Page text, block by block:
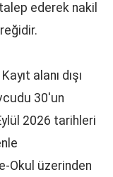
ederek nakil
Kayıt alanı dışı
30'un
2026 tarihleri
Okul üzerinden